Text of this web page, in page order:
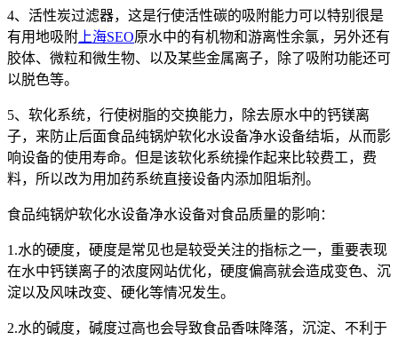
4、活性炭过滤器，这是行使活性碳的吸附能力可以特别很是
有用地吸附 上海SEO原水中的有机物和游离性余氯，另外还有
胶体、微粒和微生物、以及某些金属离子，除了吸附功能还可
以脱色等。
5、软化系统，行使树脂的交换能力，除去原水中的钙镁离
子，来防止后面食品纯锅炉软化水设备净水设备结垢，从而影
响设备的使用寿命。但是该软化系统操作起来比较费工，费
料，所以改为用加药系统直接设备内添加阻垢剂。
食品纯锅炉软化水设备净水设备对食品质量的影响：
1.水的硬度，硬度是常见也是较受关注的指标之一，重要表现
在水中钙镁离子的浓度网站优化，硬度偏高就会造成变色、沉
淀以及风味改变、硬化等情况发生。
2.水的碱度，碱度过高也会导致食品香味降落，沉淀、不利于